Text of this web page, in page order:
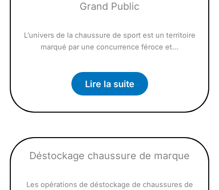
Grand Public
L’univers de la chaussure de sport est un territoire
marqué par une concurrence féroce et…
Lire la suite
Déstockage chaussure de marque
Les opérations de déstockage de chaussures de